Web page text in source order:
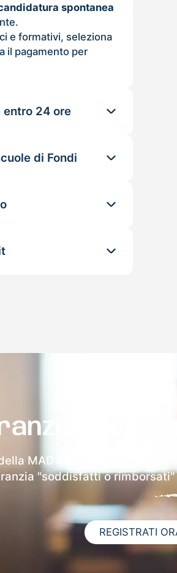
spontanea
e formativi, seleziona
il pagamento per
entro 24 ore
di Fondi
100%
MAD a Fondi riceverai
"soddisfatti o
REGISTRATI